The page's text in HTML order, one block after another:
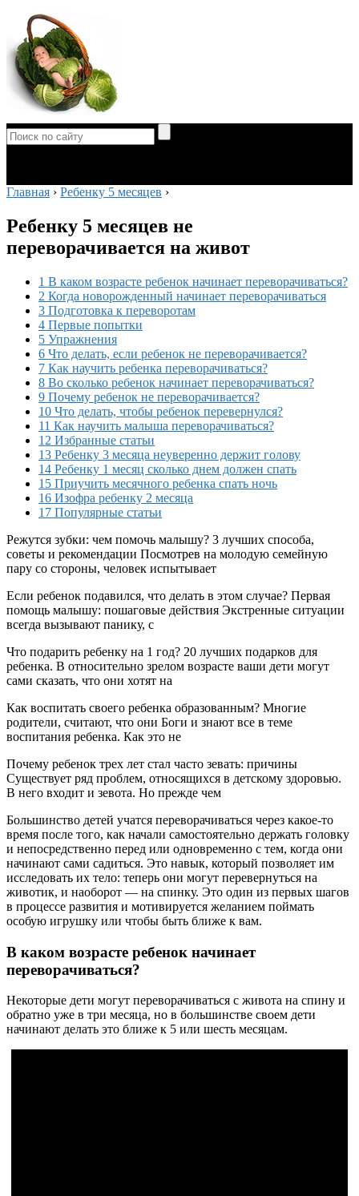
Главная › Ребенку 5 месяцев ›
Ребенку 5 месяцев не
переворачивается на живот
1 В каком возрасте ребенок начинает переворачиваться?
2 Когда новорожденный начинает переворачиваться
3 Подготовка к переворотам
4 Первые попытки
5 Упражнения
6 Что делать, если ребенок не переворачивается?
7 Как научить ребенка переворачиваться?
8 Во сколько ребенок начинает переворачиваться?
9 Почему ребенок не переворачивается?
10 Что делать, чтобы ребенок перевернулся?
11 Как научить малыша переворачиваться?
12 Избранные статьи
13 Ребенку 3 месяца неуверенно держит голову
14 Ребенку 1 месяц сколько днем должен спать
15 Приучить месячного ребенка спать ночь
16 Изофра ребенку 2 месяца
17 Популярные статьи
Режутся зубки: чем помочь малышу? 3 лучших способа,
советы и рекомендации Посмотрев на молодую семейную
пару со стороны, человек испытывает
Если ребенок подавился, что делать в этом случае? Первая
помощь малышу: пошаговые действия Экстренные ситуации
всегда вызывают панику, с
Что подарить ребенку на 1 год? 20 лучших подарков для
ребенка. В относительно зрелом возрасте ваши дети могут
сами сказать, что они хотят на
Как воспитать своего ребенка образованным? Многие
родители, считают, что они Боги и знают все в теме
воспитания ребенка. Как это не
Почему ребенок трех лет стал часто зевать: причины
Существует ряд проблем, относящихся в детскому здоровью.
В него входит и зевота. Но прежде чем
Большинство детей учатся переворачиваться через какое-то
время после того, как начали самостоятельно держать головку
и непосредственно перед или одновременно с тем, когда они
начинают сами садиться. Это навык, который позволяет им
исследовать их тело: теперь они могут перевернуться на
животик, и наоборот — на спинку. Это один из первых шагов
в процессе развития и мотивируется желанием поймать
особую игрушку или чтобы быть ближе к вам.
В каком возрасте ребенок начинает
переворачиваться?
Некоторые дети могут переворачиваться с живота на спину и
обратно уже в три месяца, но в большинстве своем дети
начинают делать это ближе к 5 или шесть месяцам.